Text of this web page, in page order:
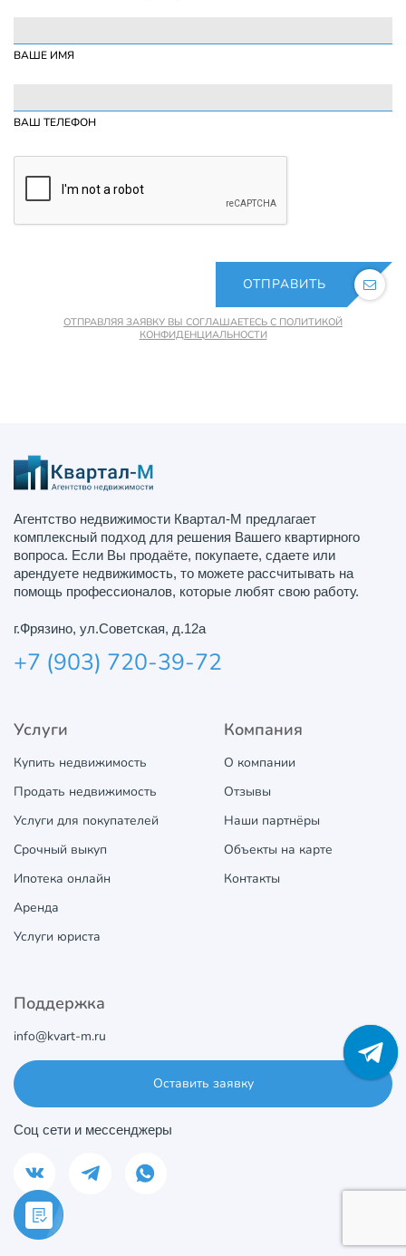
ВАШЕ ИМЯ
ВАШ ТЕЛЕФОН
ОТПРАВИТЬ
ОТПРАВЛЯЯ ЗАЯВКУ ВЫ СОГЛАШАЕТЕСЬ С ПОЛИТИКОЙ
КОНФИДЕНЦИАЛЬНОСТИ
Агентство недвижимости Квартал-М предлагает
комплексный подход для решения Вашего квартирного
вопроса. Если Вы продаёте, покупаете, сдаете или
арендуете недвижимость, то можете рассчитывать на
помощь профессионалов, которые любят свою работу.
г.Фрязино, ул.Советская, д.12а
+7 (903) 720-39-72
Услуги
Купить недвижимость
Продать недвижимость
Услуги для покупателей
Срочный выкуп
Ипотека онлайн
Аренда
Услуги юриста
Компания
О компании
Отзывы
Наши партнёры
Объекты на карте
Контакты
Поддержка
info@kvart-m.ru
Оставить заявку
Соц сети и мессенджеры